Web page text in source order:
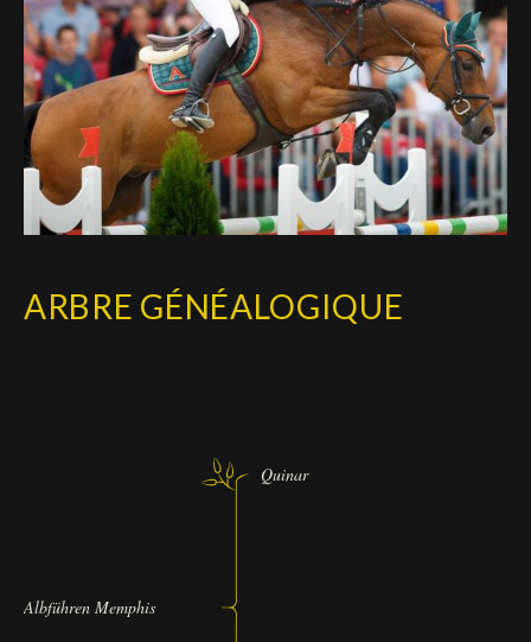
ARBRE GÉNÉALOGIQUE
Albführen Memphis
Quinar